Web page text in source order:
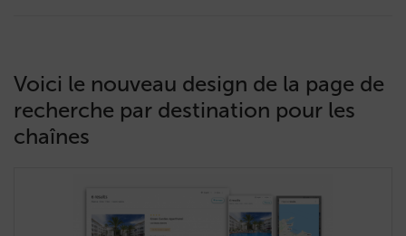
Voici le nouveau design de la page de
recherche par destination pour les
chaînes